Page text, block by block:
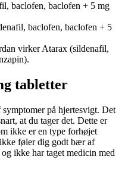
baclofen, baclofen + 5 mg
baclofen, baclofen + 5
virker Atarax (sildenafil,
tabletter
på hjertesvigt. Det
at du tager det. Dette er
ikke er en type forhøjet
føler dig godt bær af
ikke har taget medicin med